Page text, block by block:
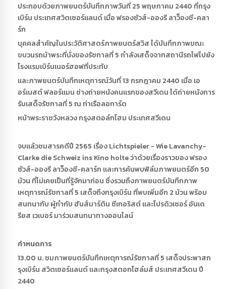
ประกอบด้วยภาพยนตร์บันทึกภาพวันที่ 25 พฤษภาคม 2440 ที่กรุง
เบิร์น ประเทศสวิตเซอร์แลนด์ เมื่อ ฟรองซัวส์-อองรี ลาว็องชี-คลา
ร์ก
บุคคลสำคัญในประวัติศาสตร์ภาพยนตร์สวิส ได้บันทึกภาพขณะ
ขบวนรถม้าพระที่นั่งของรัชกาลที่ 5 กำลังเสด็จจากสถานีรถไฟไปยัง
โรงแรมเบิร์นเนอร์ฮอฟที่ประทับ
และภาพยนตร์บันทึกเหตุการณ์วันที่ 13 กรกฎาคม 2440 เมื่อ เอ
อร์เนสต์ ฟลอร์แมน ช่างถ่ายหนังคนแรกของสวีเดน ได้ถ่ายหนังการ
รับเสด็จรัชกาลที่ 5 ณ ท่าเรือลอการ์ด
หน้าพระราชวังหลวง กรุงสตอล์กโฮม ประเทศสวีเดน
จบแล้วชมสารคดีปี 2565 เรื่อง Lichtspieler - Wie Lavanchy-
Clarke die Schweiz ins Kino holte ว่าด้วยเรื่องราวของ ฟรอง
ซัวส์-อองรี ลาว็องชี-คลาร์ก และการค้นพบฟิล์มภาพยนตร์อีก 50
ม้วน ที่ไม่เคยเป็นที่รู้จักมาก่อน ซึ่งรวมถึงภาพยนตร์บันทึกภาพ
เหตุการณ์รัชกาลที่ 5 เสด็จถึงกรุงเบิร์น ที่พบเพิ่มอีก 2 ม้วน พร้อม
สนทนากับ ผู้กำกับ ฮันส์มาร์ติน ซีเกอริสต์ และโปรดิวเซอร์ อันเด
รียส เวเบอร์ มาร่วมสนทนาทางออนไลน์
กำหนดการ
13.00 น. ชมภาพยนตร์บันทึกเหตุการณ์รัชกาลที่ 5 เสด็จประพาสก
รุงเบิร์น สวิตเซอร์แลนด์ และกรุงสตอกโฮล์มส์ ประเทศสวีเดน ปี
2440